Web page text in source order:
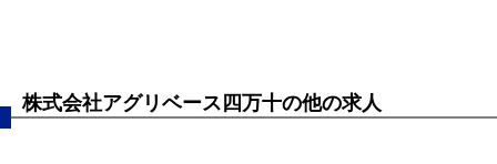
株式会社アグリベース四万十の他の求人